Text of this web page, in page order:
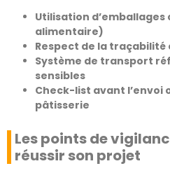
Utilisation
alimentaire)
Respect de la traçabilité
Système de transport
sensibles
Check-list avant l’envoi
pâtisserie
Les points de
réussir son projet